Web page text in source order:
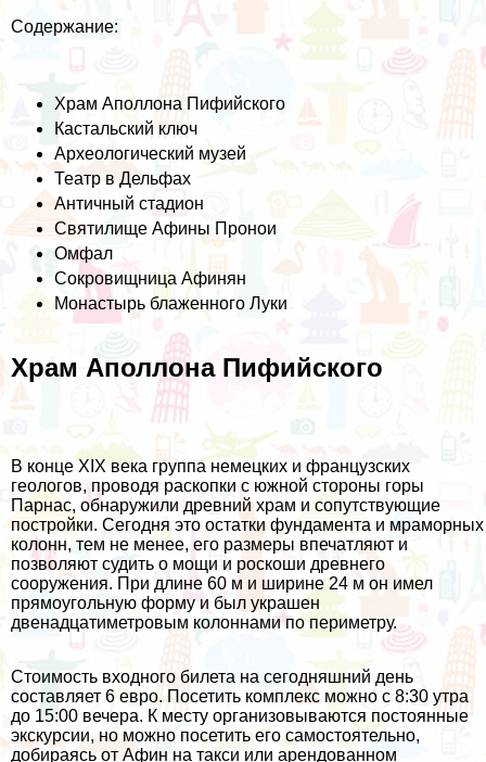
Содержание:
Храм Аполлона Пифийского
Кастальский ключ
Археологический музей
Театр в Дельфах
Античный стадион
Святилище Афины Пронои
Омфал
Сокровищница Афинян
Монастырь блаженного Луки
Храм Аполлона Пифийского
В конце XIX века группа немецких и французских
геологов, проводя раскопки с южной стороны горы
Парнас, обнаружили древний храм и сопутствующие
постройки. Сегодня это остатки фундамента и мраморных
колонн, тем не менее, его размеры впечатляют и
позволяют судить о мощи и роскоши древнего
сооружения. При длине 60 м и ширине 24 м он имел
прямоугольную форму и был украшен
двенадцатиметровым колоннами по периметру.
Стоимость входного билета на сегодняшний день
составляет 6 евро. Посетить комплекс можно с 8:30 утра
до 15:00 вечера. К месту организовываются постоянные
экскурсии, но можно посетить его самостоятельно,
добираясь от Афин на такси или арендованном